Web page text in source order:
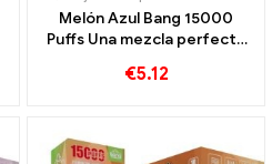
Melón Azul Bang 15000
Puffs Una mezcla perfecta
€5.12